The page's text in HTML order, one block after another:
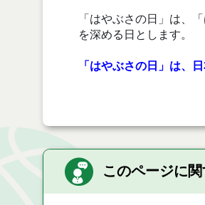
「はやぶさの日」は、
を深める日とします。
「はやぶさの日」は、
このページに